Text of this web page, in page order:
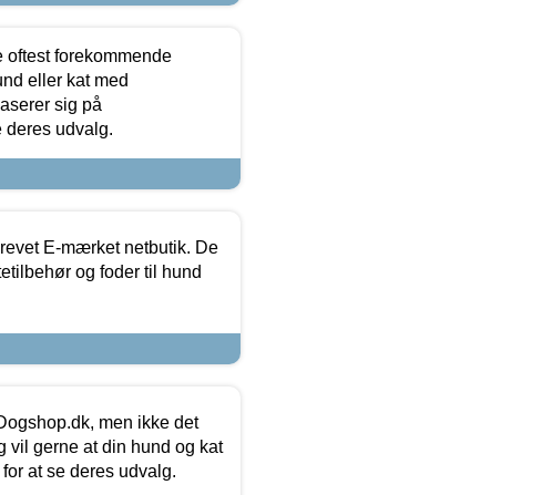
oftest forekommende
eller kat med
sig på
deres udvalg.
E-mærket netbutik. De
og foder til hund
men ikke det
vil gerne at din hund og kat
at se deres udvalg.